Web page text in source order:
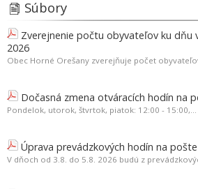
Súbory
Zverejnenie počtu obyvateľov ku dňu
2026
Obec Horné Orešany zverejňuje počet
Dočasná zmena otváracích hodín na
Pondelok, utorok, štvrtok, piatok: 12:00 - 15:00,...
Úprava prevádzkových hodín na
V dňoch od 3.8. do 5.8. 2026 budú z